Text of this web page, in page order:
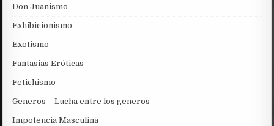
Don Juanismo
Exhibicionismo
Exotismo
Fantasias Eróticas
Fetichismo
Generos – Lucha entre los generos
Impotencia Masculina